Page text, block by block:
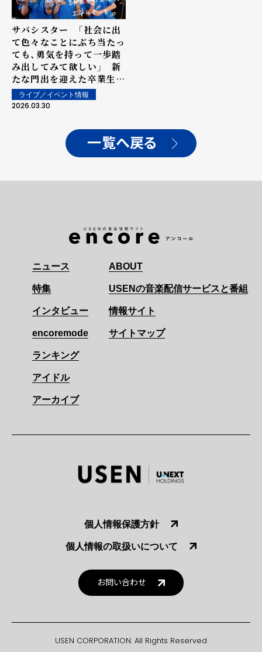
サバシスター 「社会に出
て色々なことにぶち当たっ
ても、勇気を持って一歩踏
み出してみて欲しい」 新
たな門出を迎えた卒業生に
サバシスターがライブをさ
しいれ！
ライブ／イベント情報
2026.03.30
一覧へ戻る
ニュース
特集
インタビュー
encoremode
ランキング
アイドル
アーカイブ
ABOUT
USENの音楽配信サービスと番組
情報サイト
サイトマップ
個人情報保護方針
個人情報の取扱いについて
お問い合わせ
USEN CORPORATION. All Rights Reserved